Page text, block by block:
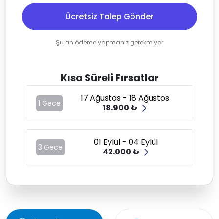
Ücretsiz Talep Gönder
Şu an ödeme yapmanız gerekmiyor
Kısa Süreli Fırsatlar
1 Gece
17 Ağustos - 18 Ağustos
18.900 ₺
3 Gece
01 Eylül - 04 Eylül
42.000 ₺